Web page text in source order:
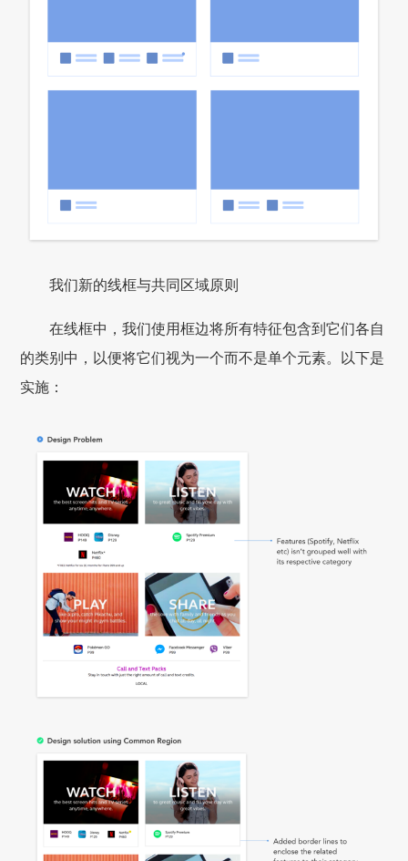
我们新的线框与共同区域原则
在线框中，我们使用框边将所有特征包含到它们各自
的类别中，以便将它们视为一个而不是单个元素。以下是
实施：